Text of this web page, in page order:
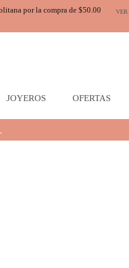
por la compra de $50.00
VER
JOYEROS OFERTAS